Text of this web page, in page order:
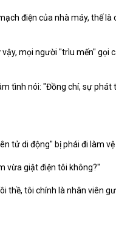
điện của nhà máy, thế
mọi người "trìu mến" gọi
tình nói: "Đồng chí, sự phát
tử di động" bị phái đi làm vệ
vừa giật điện tôi không?"
thề, tôi chính là nhân viên